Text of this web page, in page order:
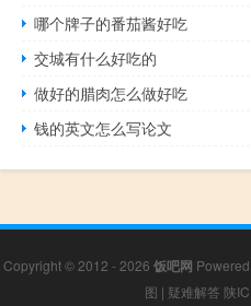
哪个牌子的番茄酱好吃
交城有什么好吃的
做好的腊肉怎么做好吃
钱的英文怎么写论文
Copyright © 2012 - 2026 饭吧网
图 | 疑难解答 陕